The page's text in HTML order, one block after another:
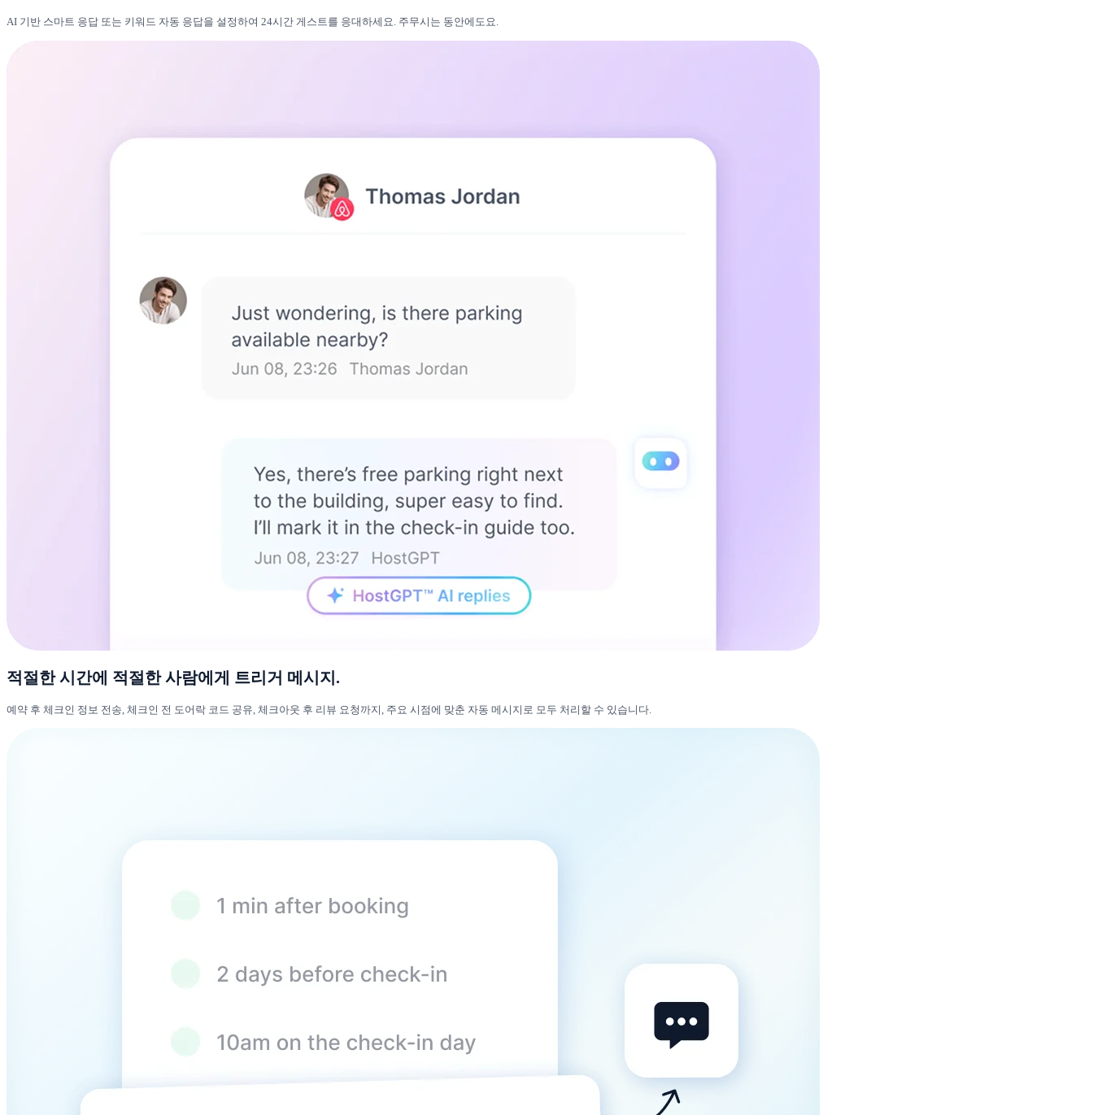
AI 기반 스마트 응답 또는 키워드 자동 응답을 설정하여 24시간 게스트를 응대하세요. 주무시는 동안에도요.
적절한 시간에 적절한 사람에게 트리거 메시지.
예약 후 체크인 정보 전송, 체크인 전 도어락 코드 공유, 체크아웃 후 리뷰 요청까지, 주요 시점에 맞춘 자동 메시지로 모두 처리할 수 있습니다.